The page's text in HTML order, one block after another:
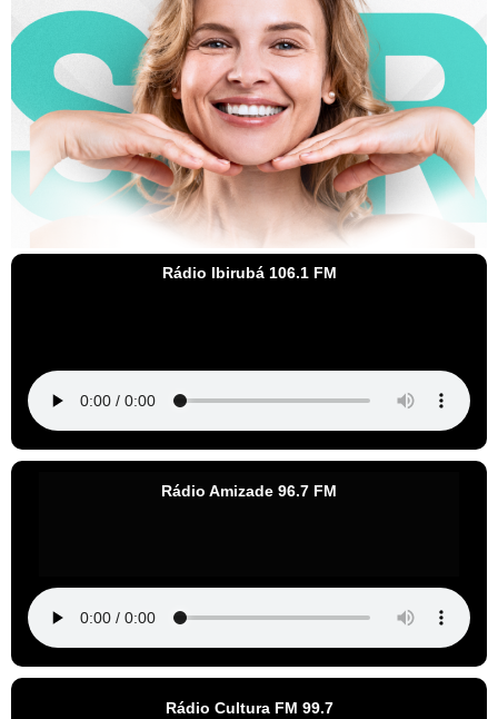
Rádio Ibirubá 106.1 FM
Rádio Amizade 96.7 FM
Rádio Cultura FM 99.7